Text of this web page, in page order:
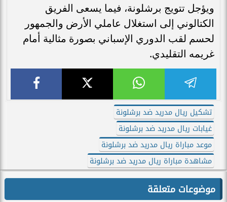
ويؤجل تتويج برشلونة، فيما يسعى الفريق
الكتالوني إلى استغلال عاملي الأرض والجمهور
لحسم لقب الدوري الإسباني بصورة مثالية أمام
غريمه التقليدي.
تشكيل ريال مدريد ضد برشلونة
غيابات ريال مدريد ضد برشلونة
موعد مباراة ريال مدريد ضد برشلونة
مشاهدة مباراة ريال مدريد ضد برشلونة
موضوعات متعلقة